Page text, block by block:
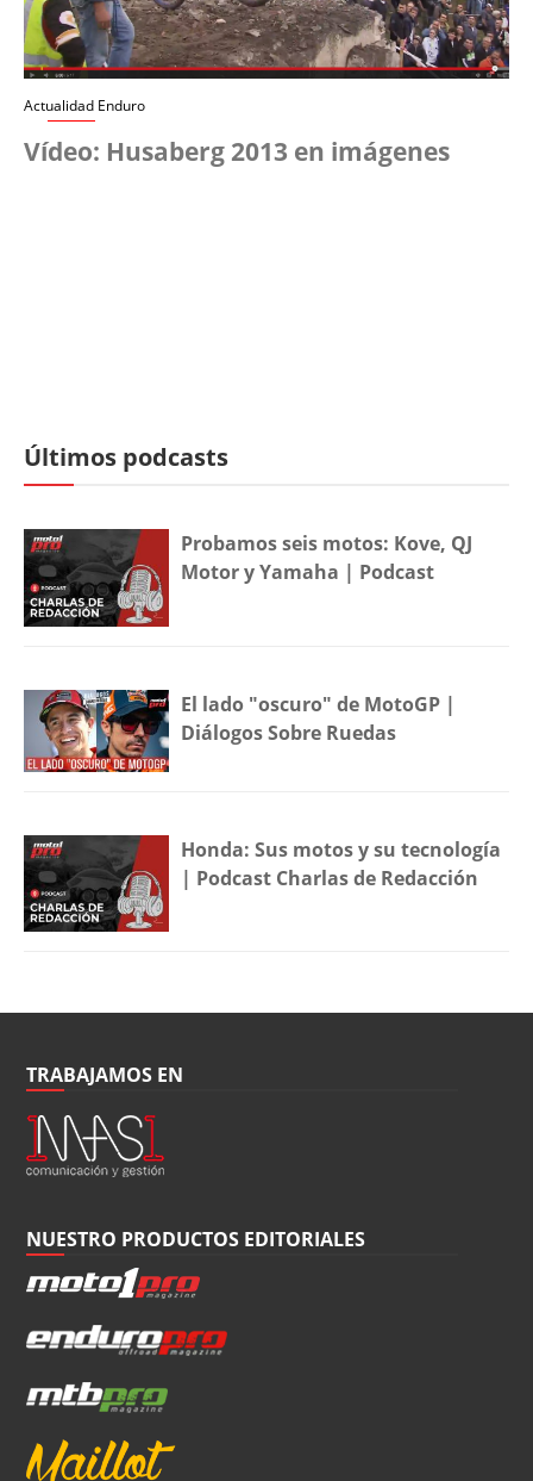
Actualidad Enduro
Vídeo: Husaberg 2013 en imágenes
Últimos podcasts
Probamos seis motos: Kove, QJ
Motor y Yamaha | Podcast
El lado "oscuro" de MotoGP |
Diálogos Sobre Ruedas
Honda: Sus motos y su tecnología
| Podcast Charlas de Redacción
TRABAJAMOS EN
NUESTRO PRODUCTOS EDITORIALES